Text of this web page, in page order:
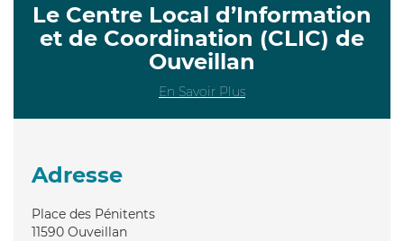
Le Centre Local d’Information
et de Coordination (CLIC) de
Ouveillan
En Savoir Plus
Adresse
Place des Pénitents
11590 Ouveillan